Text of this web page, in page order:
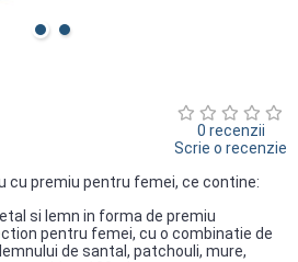
0 recenzii
Scrie o recenzie
cu premiu pentru femei, ce contine:
si lemn in forma de premiu
pentru femei, cu o combinatie de
de santal, patchouli, mure,